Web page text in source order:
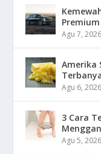
Agu 7, 2026
Amerika
Agu 6, 2026
3 Cara
Agu 5, 2026